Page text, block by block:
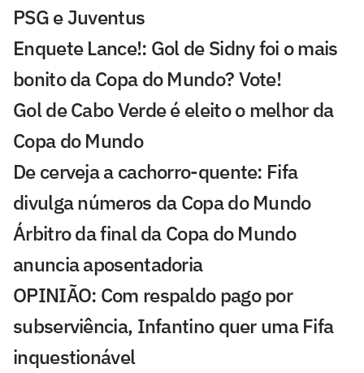
PSG e Juventus
Enquete Lance!: Gol de Sidny foi o mais
bonito da Copa do Mundo? Vote!
Gol de Cabo Verde é eleito o melhor da
Copa do Mundo
De cerveja a cachorro-quente: Fifa
divulga números da Copa do Mundo
Árbitro da final da Copa do Mundo
anuncia aposentadoria
OPINIÃO: Com respaldo pago por
subserviência, Infantino quer uma Fifa
inquestionável